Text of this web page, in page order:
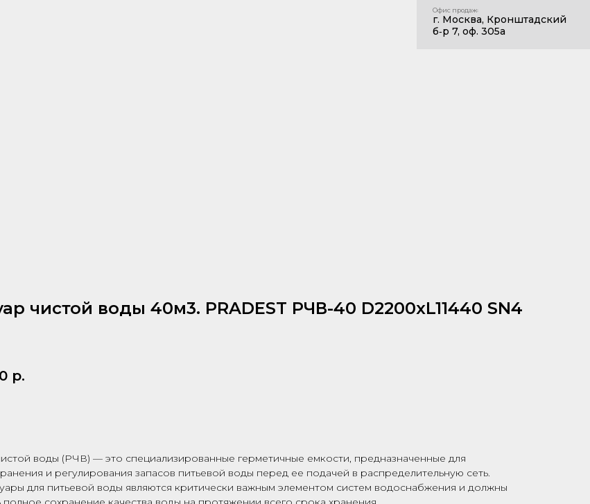
г. Москва, Кронштадский
б‑р 7, оф. 305а
Офис продаж꞉
чистой воды 40м3. PRADEST РЧВ-40 D2200хL11440 SN4
р.
воды (РЧВ) — это специализированные герметичные емкости, предназначенные для
и регулирования запасов питьевой воды перед ее подачей в распределительную сеть.
для питьевой воды являются критически важным элементом систем водоснабжения и должны